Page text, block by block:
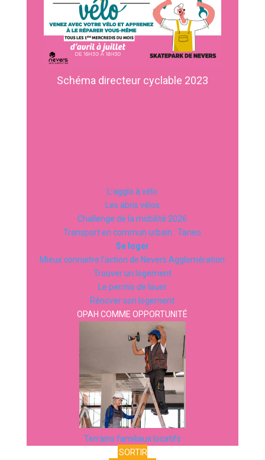
Schéma directeur cyclable 2023
L’agglo à vélo
Les abris vélos
Challenge de la mobilité 2026
Transport en commun urbain : Taneo
Se loger
Mieux connaitre l’action de Nevers Agglomération
Trouver un logement
Le permis de louer
Rénover son logement
OPAH COMME OPPORTUNITÉ
Terrains familiaux locatifs
SORTIR